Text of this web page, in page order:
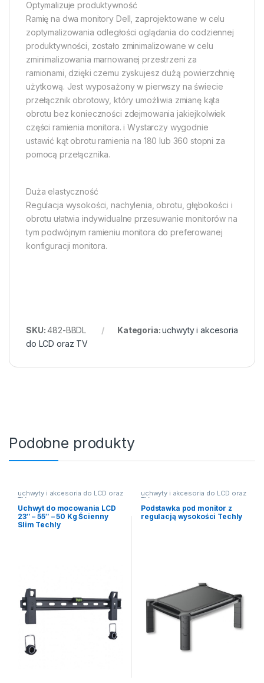
Optymalizuje produktywność
Ramię na dwa monitory Dell, zaprojektowane w celu
zoptymalizowania odległości oglądania do codziennej
produktywności, zostało zminimalizowane w celu
zminimalizowania marnowanej przestrzeni za
ramionami, dzięki czemu zyskujesz dużą powierzchnię
użytkową. Jest wyposażony w pierwszy na świecie
przełącznik obrotowy, który umożliwia zmianę kąta
obrotu bez konieczności zdejmowania jakiejkolwiek
części ramienia monitora. i Wystarczy wygodnie
ustawić kąt obrotu ramienia na 180 lub 360 stopni za
pomocą przełącznika.
Duża elastyczność
Regulacja wysokości, nachylenia, obrotu, głębokości i
obrotu ułatwia indywidualne przesuwanie monitorów na
tym podwójnym ramieniu monitora do preferowanej
konfiguracji monitora.
SKU:482-BBDL Kategoria:uchwyty i akcesoria
do LCD oraz TV
Podobne produkty
uchwyty i akcesoria do LCD oraz
TV
Uchwyt do mocowania LCD
23″ – 55″ – 50 Kg Ścienny
Slim Techly
uchwyty i akcesoria do LCD oraz
TV
Podstawka pod monitor z
regulacją wysokości Techly